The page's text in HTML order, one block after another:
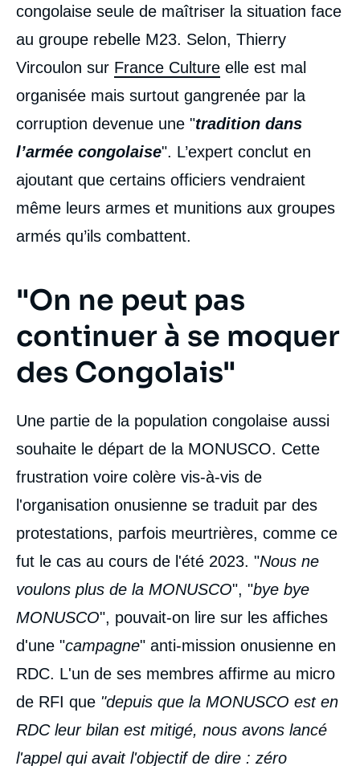
congolaise seule de maîtriser la situation face
au groupe rebelle M23. Selon, Thierry
Vircoulon sur France Culture elle est mal
organisée mais surtout gangrenée par la
corruption devenue une "tradition dans
l’armée congolaise". L’expert conclut en
ajoutant que certains officiers vendraient
même leurs armes et munitions aux groupes
armés qu’ils combattent.
"On ne peut pas
continuer à se moquer
des Congolais"
Une partie de la population congolaise aussi
souhaite le départ de la MONUSCO. Cette
frustration voire colère vis-à-vis de
l'organisation onusienne se traduit par des
protestations, parfois meurtrières, comme ce
fut le cas au cours de l'été 2023. "Nous ne
voulons plus de la MONUSCO", "bye bye
MONUSCO", pouvait-on lire sur les affiches
d'une "campagne" anti-mission onusienne en
RDC. L'un de ses membres affirme au micro
de RFI que "depuis que la MONUSCO est en
RDC leur bilan est mitigé, nous avons lancé
l'appel qui avait l'objectif de dire : zéro